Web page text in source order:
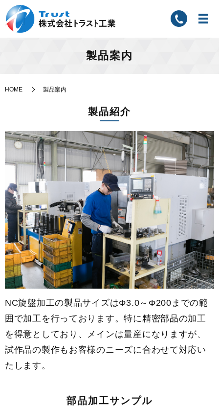
製品案内
HOME 製品案内
製品紹介
NC旋盤加工の製品サイズはΦ3.0～Φ200までの範
囲で加工を行っております。特に精密部品の加工
を得意としており、メインは量産になりますが、
試作品の製作もお客様のニーズに合わせて対応い
たします。
部品加工サンプル